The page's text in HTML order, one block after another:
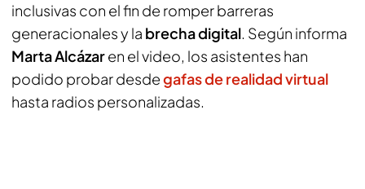
inclusivas con el fin de romper barreras
generacionales y la brecha digital. Según informa
Marta Alcázaren el video, los asistentes han
podido probar desdegafas de realidad virtual
hasta radios personalizadas.